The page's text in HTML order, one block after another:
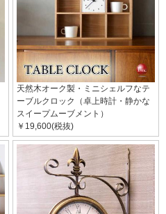
天然木オーク製・ミニシェルフなテ
ーブルクロック（卓上時計・静かな
スイープムーブメント）
￥19,600(税抜)